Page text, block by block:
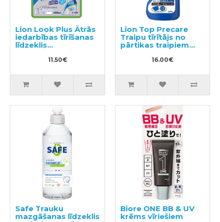
Lion Look Plus Ātrās
iedarbības tīrīšanas
līdzeklis
vannasistabai ar
citrusaugļu aromātu,
11.50€
Lion Top Precare
Traipu tīrītājs no
pārtikas traipiem
16.00€
Safe Trauku
mazgāšanas līdzeklis
Biore ONE BB & UV
krēms vīriešiem